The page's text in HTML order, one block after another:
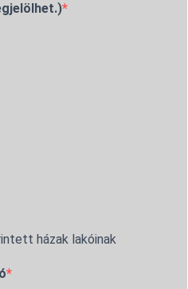
házak lakóinak